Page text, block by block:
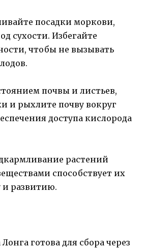
посадки моркови,
сухости. Избегайте
чтобы не вызывать
почвы и листьев,
и рыхлите почву вокруг
доступа кислорода
растений
способствует их
и развитию.
готова для сбора через